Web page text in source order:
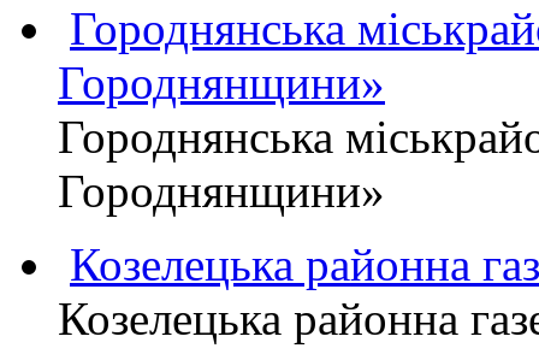
Городнянська
Городнянщини»
Городнянська
Городнянщини»
Козелецька районна
Козелецька районна